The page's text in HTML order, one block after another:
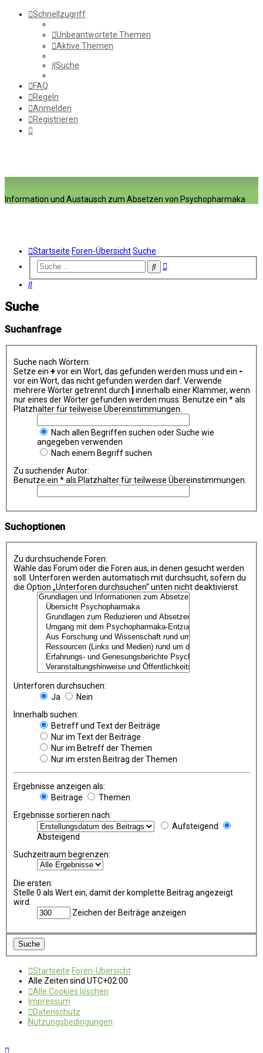
Schnellzugriff
Unbeantwortete Themen
Aktive Themen
Suche
FAQ
Regeln
Anmelden
Registrieren
Information und Austausch zum Absetzen von Psychopharmaka
Startseite Foren-ÜbersichtSuche
SucheErweiterte
Suche
Suche
Suchanfrage
Suche nach Wörtern:
Setze ein +vor ein Wort, das gefunden werden muss und ein -
vor ein Wort, das nicht gefunden werden darf. Verwende
mehrere Wörter getrennt durch
innerhalb einer Klammer, wenn
nur eines der Wörter gefunden werden muss. Benutze ein * als
Platzhalter für teilweise Übereinstimmungen.
Nach allen Begriffen suchen oder Suche wie
angegeben verwenden
Nach einem Begriff suchen
Zu suchender Autor:
Benutze ein * als Platzhalter für teilweise Übereinstimmungen.
Suchoptionen
Zu durchsuchende Foren:
Wähle das Forum oder die Foren aus, in denen gesucht werden
soll. Unterforen werden automatisch mit durchsucht, sofern du
die Option „Unterforen durchsuchen“ unten nicht deaktivierst.
Unterforen durchsuchen:
Ja
Nein
Innerhalb suchen:
Betreff und Text der Beiträge
Nur im Text der Beiträge
Nur im Betreff der Themen
Nur im ersten Beitrag der Themen
Ergebnisse anzeigen als:
Beiträge
Themen
Ergebnisse sortieren nach:
Aufsteigend
Absteigend
Suchzeitraum begrenzen:
Die ersten:
Stelle 0 als Wert ein, damit der komplette Beitrag angezeigt
wird.
Zeichen der Beiträge anzeigen
Startseite Foren-Übersicht
Alle Zeiten sind UTC+02:00
Alle Cookies löschen
Impressum
Datenschutz
Nutzungsbedingungen